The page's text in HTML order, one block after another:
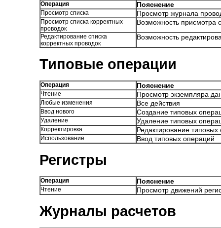
Операция Пояснение
Просмотр списка Просмотр журнала
Просмотр списка корректных
проводок
Возможность присмотра
Редактирование списка
корректных проводок
Возможность
Типовые операции
Операция Пояснение
Чтение Просмотр экземпляра
Любые изменения Все действия
Ввод нового Создание типовых
Удаление Удаление типовых
Корректировка Редактирование
Использование Ввод типовых операций
Регистры
Операция Пояснение
Чтение Просмотр движений
Журналы расчетов